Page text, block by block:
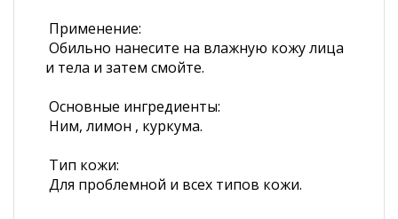
Применение:
Обильно нанесите на влажную кожу лица
и тела и затем смойте.
Основные ингредиенты:
Ним, лимон , куркума.
Тип кожи:
Для проблемной и всех типов кожи.